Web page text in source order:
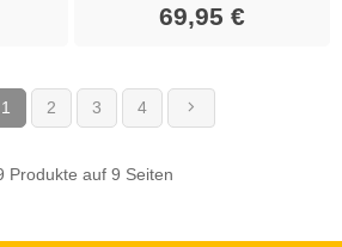
69,95 €
1 (current)
2 3 4
Produkte auf 9 Seiten